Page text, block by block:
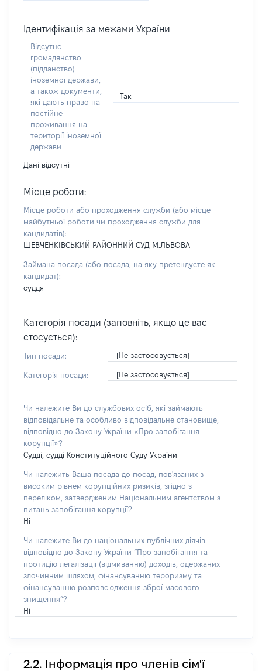
Ідентифікація за межами України
Відсутнє
громадянство
(підданство)
іноземної держави,
а також документи,
які дають право на
постійне
проживання на
території іноземної
держави
Так
Дані відсутні
Місце роботи:
Місце роботи або проходження служби (або місце
майбутньої роботи чи проходження служби для
кандидатів):
ШЕВЧЕНКІВСЬКИЙ РАЙОННИЙ СУД М.ЛЬВОВА
Займана посада (або посада, на яку претендуєте як
кандидат):
суддя
Категорія посади (заповніть, якщо це вас
стосується):
Тип посади: [Не застосовується]
Категорія посади: [Не застосовується]
Чи належите Ви до службових осіб, які займають
відповідальне та особливо відповідальне становище,
відповідно до Закону України «Про запобігання
корупції»?
Судді, судді Конституційного Суду України
Чи належить Ваша посада до посад, пов'язаних з
високим рівнем корупційних ризиків, згідно з
переліком, затвердженим Національним агентством з
питань запобігання корупції?
Ні
Чи належите Ви до національних публічних діячів
відповідно до Закону України “Про запобігання та
протидію легалізації (відмиванню) доходів, одержаних
злочинним шляхом, фінансуванню тероризму та
фінансуванню розповсюдження зброї масового
знищення”?
Ні
2.2. Інформація про членів сім'ї